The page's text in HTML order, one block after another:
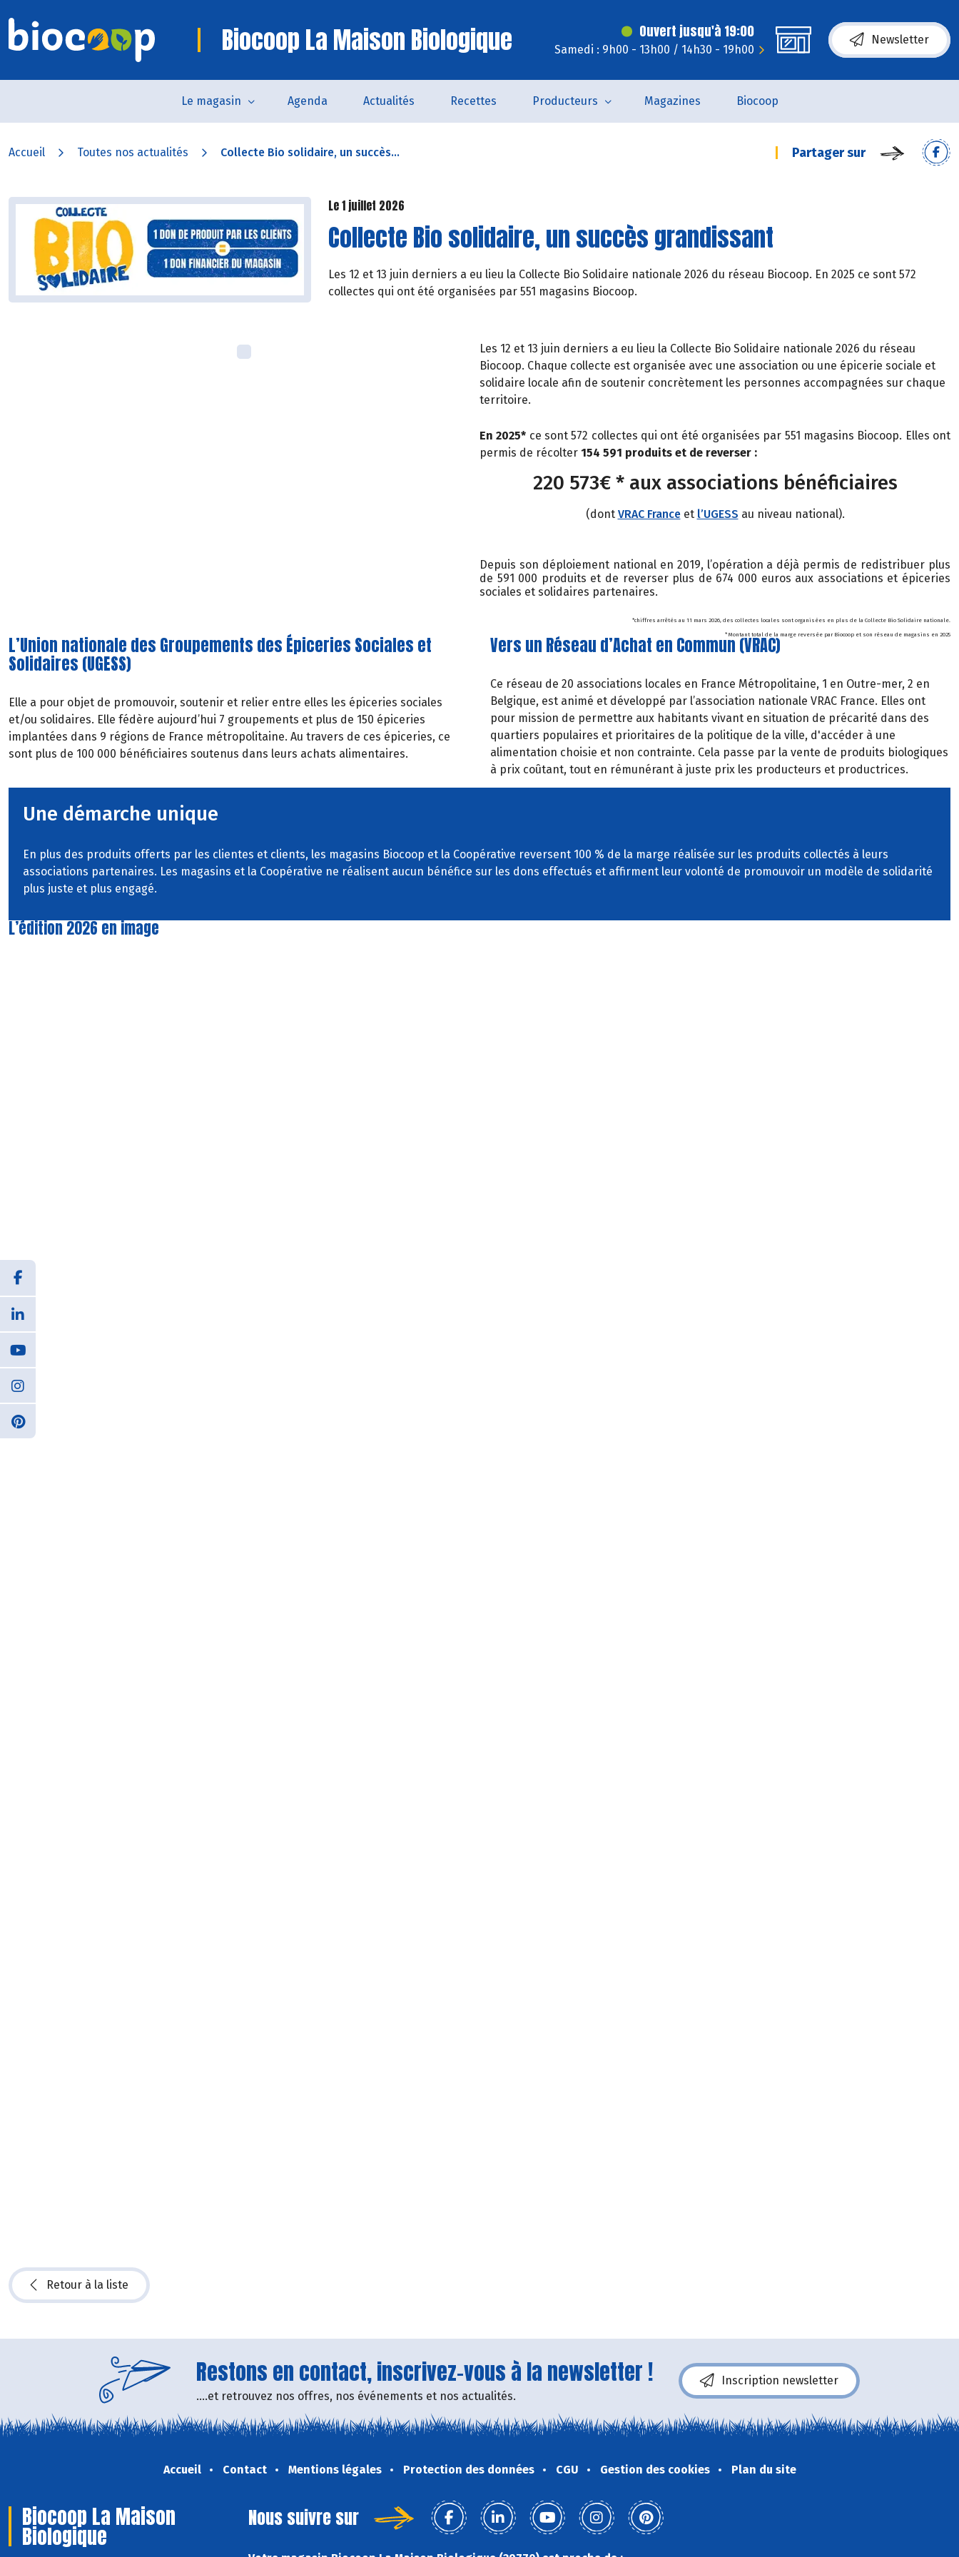
Biocoop La Maison Biologique Ouvert jusqu'à 19:00
Samedi : 9h00 - 13h00 / 14h30 - 19h00
Newsletter
Le magasin Agenda Actualités Recettes Producteurs Magazines Biocoop
Accueil Toutes nos actualités Collecte Bio solidaire, un succès... Partager sur
Le 1 juillet 2026
Collecte Bio solidaire, un succès grandissant
Les 12 et 13 juin derniers a eu lieu la Collecte Bio Solidaire nationale 2026 du réseau Biocoop. En 2025 ce sont 572
collectes qui ont été organisées par 551 magasins Biocoop.
Les 12 et 13 juin derniers a eu lieu la Collecte Bio Solidaire nationale 2026 du réseau
Biocoop. Chaque collecte est organisée avec une association ou une épicerie sociale et
solidaire locale afin de soutenir concrètement les personnes accompagnées sur chaque
territoire.
En 2025* ce sont 572 collectes qui ont été organisées par 551 magasins Biocoop. Elles ont
permis de récolter 154 591 produits et de reverser :
220 573€ * aux associations bénéficiaires
(dont VRAC Franceet l’UGESS au niveau national).
Depuis son déploiement national en 2019, l’opération a déjà permis de redistribuer plus
de 591 000 produits et de reverser plus de 674 000 euros aux associations et épiceries
sociales et solidaires partenaires.
*chiffres arrêtés au 11 mars 2026, des collectes locales sont organisées en plus de la Collecte Bio Solidaire nationale.
* Montant total de la marge reversée par Biocoop et son réseau de magasins en 2025
L’Union nationale des Groupements des Épiceries Sociales et
Solidaires (UGESS)
Elle a pour objet de promouvoir, soutenir et relier entre elles les épiceries sociales
et/ou solidaires. Elle fédère aujourd’hui 7 groupements et plus de 150 épiceries
implantées dans 9 régions de France métropolitaine. Au travers de ces épiceries, ce
sont plus de 100 000 bénéficiaires soutenus dans leurs achats alimentaires.
Vers un Réseau d’Achat en Commun (VRAC)
Ce réseau de 20 associations locales en France Métropolitaine, 1 en Outre-mer, 2 en
Belgique, est animé et développé par l’association nationale VRAC France. Elles ont
pour mission de permettre aux habitants vivant en situation de précarité dans des
quartiers populaires et prioritaires de la politique de la ville, d'accéder à une
alimentation choisie et non contrainte. Cela passe par la vente de produits biologiques
à prix coûtant, tout en rémunérant à juste prix les producteurs et productrices.
Une démarche unique
En plus des produits offerts par les clientes et clients, les magasins Biocoop et la Coopérative reversent 100 % de la marge réalisée sur les produits collectés à leurs
associations partenaires. Les magasins et la Coopérative ne réalisent aucun bénéfice sur les dons effectués et affirment leur volonté de promouvoir un modèle de solidarité
plus juste et plus engagé.
L’édition 2026 en image
Retour à la liste
Restons en contact, inscrivez-vous à la newsletter !
....et retrouvez nos offres, nos événements et nos actualités.
Inscription newsletter
Accueil Contact Mentions légales Protection des données CGU Gestion des cookies Plan du site
Biocoop La Maison
Biologique
Nous suivre sur